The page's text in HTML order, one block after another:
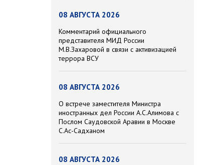
08 АВГУСТА 2026
Комментарий официального
представителя МИД России
М.В.Захаровой в связи с активизацией
террора ВСУ
08 АВГУСТА 2026
О встрече заместителя Министра
иностранных дел России А.С.Алимова с
Послом Саудовской Аравии в Москве
С.Ас-Садханом
08 АВГУСТА 2026